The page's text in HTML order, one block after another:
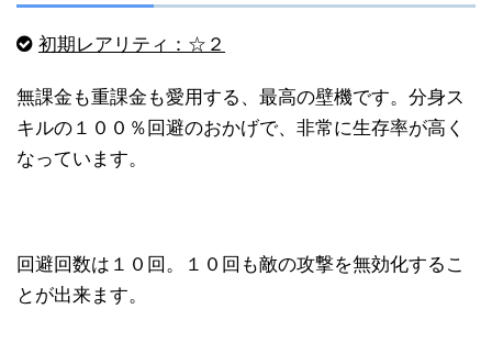
初期レアリティ：☆２
無課金も重課金も愛用する、最高の壁機です。分身ス
キルの１００％回避のおかげで、非常に生存率が高く
なっています。
回避回数は１０回。１０回も敵の攻撃を無効化するこ
とが出来ます。